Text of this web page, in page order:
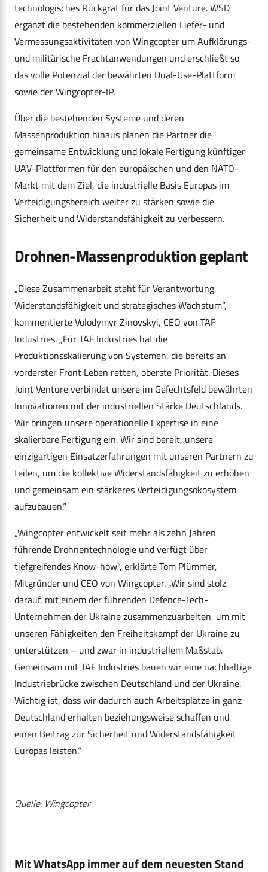
technologisches Rückgrat für das Joint Venture. WSD
ergänzt die bestehenden kommerziellen Liefer- und
Vermessungsaktivitäten von Wingcopter um Aufklärungs-
und militärische Frachtanwendungen und erschließt so
das volle Potenzial der bewährten Dual-Use-Plattform
sowie der Wingcopter-IP.
Über die bestehenden Systeme und deren
Massenproduktion hinaus planen die Partner die
gemeinsame Entwicklung und lokale Fertigung künftiger
UAV-Plattformen für den europäischen und den NATO-
Markt mit dem Ziel, die industrielle Basis Europas im
Verteidigungsbereich weiter zu stärken sowie die
Sicherheit und Widerstandsfähigkeit zu verbessern.
Drohnen-Massenproduktion geplant
„Diese Zusammenarbeit steht für Verantwortung,
Widerstandsfähigkeit und strategisches Wachstum“,
kommentierte Volodymyr Zinovskyi, CEO von TAF
Industries. „Für TAF Industries hat die
Produktionsskalierung von Systemen, die bereits an
vorderster Front Leben retten, oberste Priorität. Dieses
Joint Venture verbindet unsere im Gefechtsfeld bewährten
Innovationen mit der industriellen Stärke Deutschlands.
Wir bringen unsere operationelle Expertise in eine
skalierbare Fertigung ein. Wir sind bereit, unsere
einzigartigen Einsatzerfahrungen mit unseren Partnern zu
teilen, um die kollektive Widerstandsfähigkeit zu erhöhen
und gemeinsam ein stärkeres Verteidigungsökosystem
aufzubauen.“
„Wingcopter entwickelt seit mehr als zehn Jahren
führende Drohnentechnologie und verfügt über
tiefgreifendes Know-how“, erklärte Tom Plümmer,
Mitgründer und CEO von Wingcopter. „Wir sind stolz
darauf, mit einem der führenden Defence-Tech-
Unternehmen der Ukraine zusammenzuarbeiten, um mit
unseren Fähigkeiten den Freiheitskampf der Ukraine zu
unterstützen – und zwar in industriellem Maßstab.
Gemeinsam mit TAF Industries bauen wir eine nachhaltige
Industriebrücke zwischen Deutschland und der Ukraine.
Wichtig ist, dass wir dadurch auch Arbeitsplätze in ganz
Deutschland erhalten beziehungsweise schaffen und
einen Beitrag zur Sicherheit und Widerstandsfähigkeit
Europas leisten.“
Quelle: Wingcopter
Mit WhatsApp immer auf dem neuesten Stand